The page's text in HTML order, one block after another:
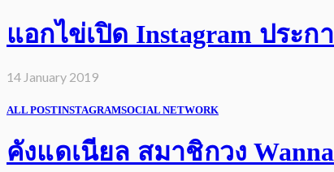
แอกไข่เปิด Instagram ประก
14 January 2019
ALL POSTINSTAGRAMSOCIAL NETWORK
คังแดเนียล สมาชิกวง